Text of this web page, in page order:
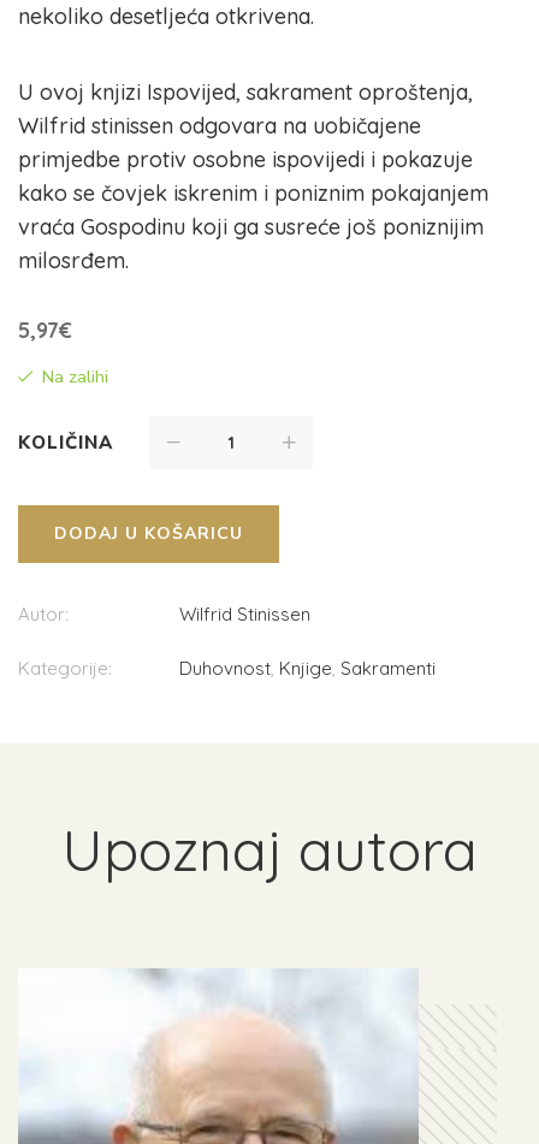
nekoliko desetljeća otkrivena.
U ovoj knjizi Ispovijed, sakrament oproštenja,
Wilfrid stinissen odgovara na uobičajene
primjedbe protiv osobne ispovijedi i pokazuje
kako se čovjek iskrenim i poniznim pokajanjem
vraća Gospodinu koji ga susreće još poniznijim
milosrđem.
5,97€
Na zalihi
KOLIČINA
DODAJ U KOŠARICU
Autor: Wilfrid Stinissen
Kategorije: Duhovnost Knjige Sakramenti
Upoznaj autora